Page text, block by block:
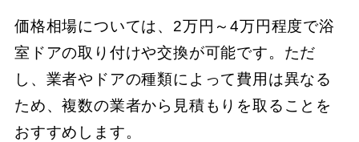
価格相場については、2万円～4万円程度で浴
室ドアの取り付けや交換が可能です。ただ
し、業者やドアの種類によって費用は異なる
ため、複数の業者から見積もりを取ることを
おすすめします。